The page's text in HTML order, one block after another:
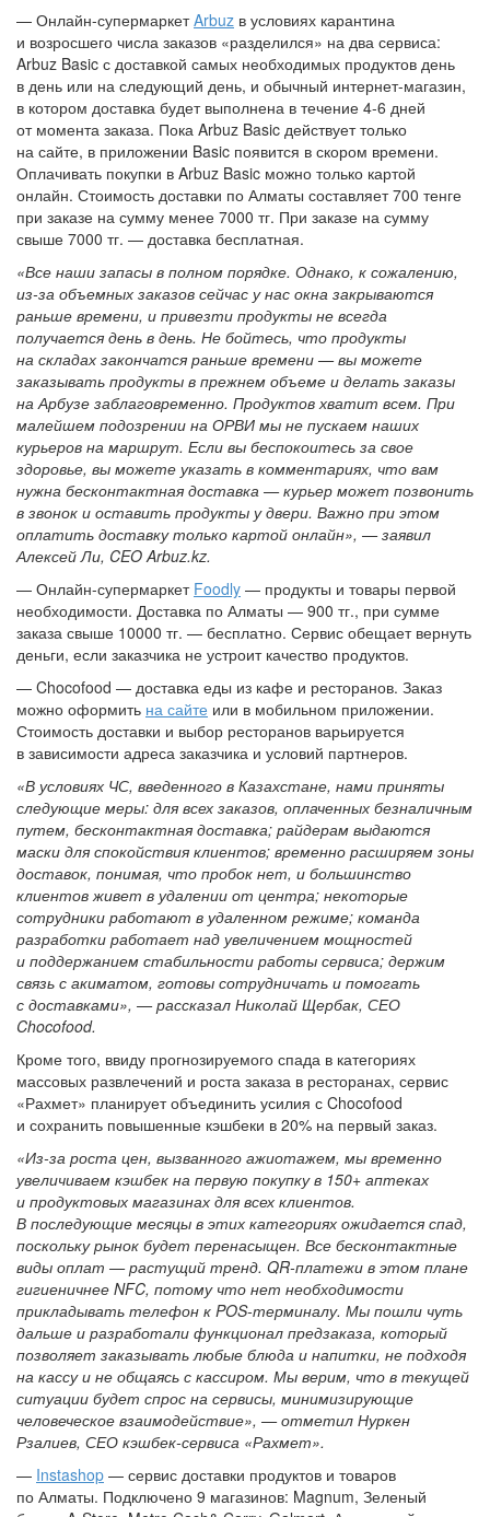
— Онлайн-супермаркетArbuz в условиях карантина
и возросшего числа заказов «разделился» на два сервиса:
Arbuz Basic с доставкой самых необходимых продуктов день
в день или на следующий день, и обычный интернет-магазин,
в котором доставка будет выполнена в течение 4-6 дней
от момента заказа. Пока Arbuz Basic действует только
на сайте, в приложении Basic появится в скором времени.
Оплачивать покупки в Arbuz Basic можно только картой
онлайн. Стоимость доставки по Алматы составляет 700 тенге
при заказе на сумму менее 7000 тг. При заказе на сумму
свыше 7000 тг. — доставка бесплатная.
«Все наши запасы в полном порядке. Однако, к сожалению,
из-за объемных заказов сейчас у нас окна закрываются
раньше времени, и привезти продукты не всегда
получается день в день. Не бойтесь, что продукты
на складах закончатся раньше времени — вы можете
заказывать продукты в прежнем объеме и делать заказы
на Арбузе заблаговременно. Продуктов хватит всем. При
малейшем подозрении на ОРВИ мы не пускаем наших
курьеров на маршрут. Если вы беспокоитесь за свое
здоровье, вы можете указать в комментариях, что вам
нужна бесконтактная доставка — курьер может позвонить
в звонок и оставить продукты у двери. Важно при этом
оплатить доставку только картой онлайн», — заявил
Алексей Ли, CEO Arbuz.kz.
— Онлайн-супермаркет Foodly — продукты и товары первой
необходимости. Доставка по Алматы — 900 тг., при сумме
заказа свыше 10000 тг. — бесплатно. Сервис обещает вернуть
деньги, если заказчика не устроит качество продуктов.
— Chocofood — доставка еды из кафе и ресторанов. Заказ
можно оформить на сайте или в мобильном приложении.
Стоимость доставки и выбор ресторанов варьируется
в зависимости адреса заказчика и условий партнеров.
«В условиях ЧС, введенного в Казахстане, нами приняты
следующие меры: для всех заказов, оплаченных безналичным
путем, бесконтактная доставка; райдерам выдаются
маски для спокойствия клиентов; временно расширяем зоны
доставок, понимая, что пробок нет, и большинство
клиентов живет в удалении от центра; некоторые
сотрудники работают в удаленном режиме; команда
разработки работает над увеличением мощностей
и поддержанием стабильности работы сервиса; держим
связь с акиматом, готовы сотрудничать и помогать
с доставками», — рассказал Николай Щербак, СЕО
Chocofood.
Кроме того, ввиду прогнозируемого спада в категориях
массовых развлечений и роста заказа в ресторанах, сервис
«Рахмет» планирует объединить усилия с Chocofood
и сохранить повышенные кэшбеки в 20% на первый заказ.
«Из-за роста цен, вызванного ажиотажем, мы временно
увеличиваем кэшбек на первую покупку в 150+ аптеках
и продуктовых магазинах для всех клиентов.
В последующие месяцы в этих категориях ожидается спад,
поскольку рынок будет перенасыщен. Все бесконтактные
виды оплат — растущий тренд. QR-платежи в этом плане
гигиеничнее NFC, потому что нет необходимости
прикладывать телефон к POS-терминалу. Мы пошли чуть
дальше и разработали функционал предзаказа, который
позволяет заказывать любые блюда и напитки, не подходя
на кассу и не общаясь с кассиром. Мы верим, что в текущей
ситуации будет спрос на сервисы, минимизирующие
человеческое взаимодействие», — отметил Нуркен
Рзалиев, СЕО кэшбек-сервиса «Рахмет».
— Instashop — сервис доставки продуктов и товаров
по Алматы. Подключено 9 магазинов: Magnum, Зеленый